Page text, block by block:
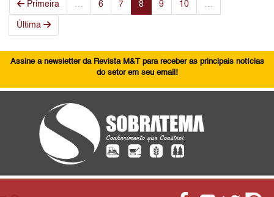
Primeira 6 7 8 9 10
Última
Assine a newsletter da Revista M&T para receber as principais notícias
do setor em seu email!